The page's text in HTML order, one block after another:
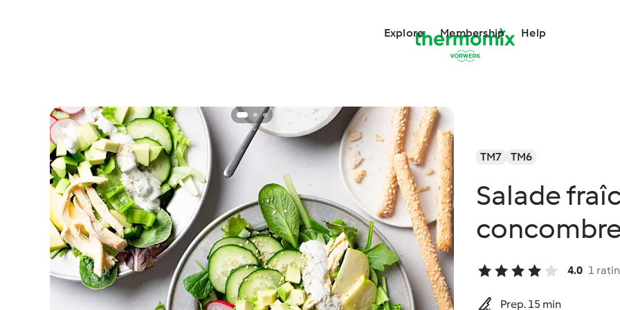
Explore Membership Help
TM7 TM6
Salade
4.0 1
Prep. 15 min